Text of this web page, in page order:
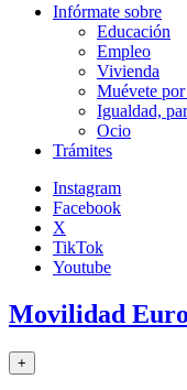
Infórmate sobre
Educación
Empleo
Vivienda
Muévete
Igualdad,
Ocio
Trámites
Instagram
Facebook
X
TikTok
Youtube
Movilidad
+